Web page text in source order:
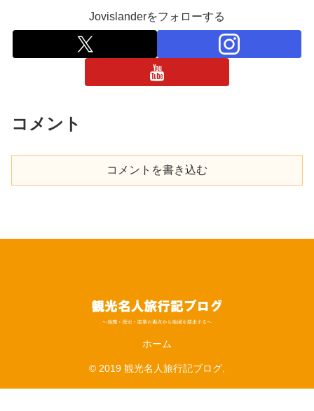
Jovislanderをフォローする
コメント
コメントを書き込む
ホーム
© 2019 観光名人旅行記ブログ.